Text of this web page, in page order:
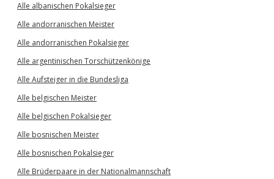
Alle albanischen Pokalsieger
Alle andorranischen Meister
Alle andorranischen Pokalsieger
Alle argentinischen Torschützenkönige
Alle Aufsteiger in die Bundesliga
Alle belgischen Meister
Alle belgischen Pokalsieger
Alle bosnischen Meister
Alle bosnischen Pokalsieger
Alle Brüderpaare in der Nationalmannschaft